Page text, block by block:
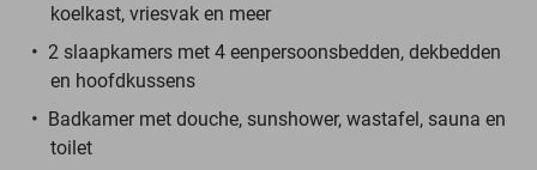
koelkast, vriesvak en meer
2 slaapkamers met 4 eenpersoonsbedden, dekbedden
en hoofdkussens
Badkamer met douche, sunshower, wastafel, sauna en
toilet